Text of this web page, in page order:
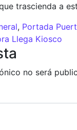
trascienda a
, Portada
entradas
Llega Kiosco
no será